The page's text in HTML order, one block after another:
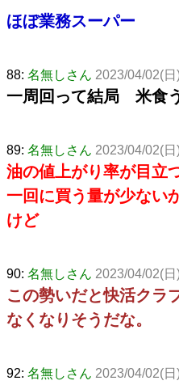
ほぼ業務スーパー
88: 名無しさん 2023/04/02(
一周回って結局 米食
89: 名無しさん 2023/04/02(
油の値上がり率が目立
一回に買う量が少ない
けど
90: 名無しさん 2023/04/02(
この勢いだと快活クラ
なくなりそうだな。
92: 名無しさん 2023/04/02(